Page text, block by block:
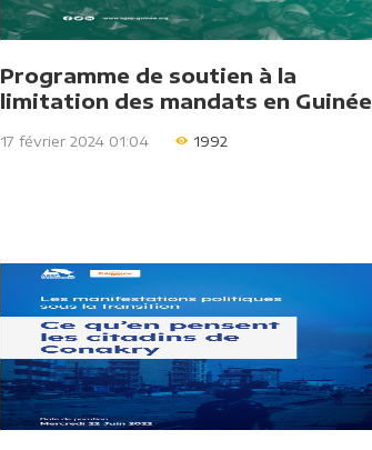
Programme de soutien à la
limitation des mandats en Guinée
17 février 2024 01:04 1992